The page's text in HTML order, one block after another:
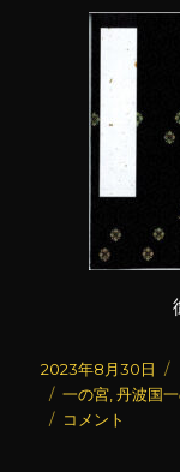
投
稿
日:
2023年8月30日
タ
グ
一の宮 ,丹波国
出
コメント